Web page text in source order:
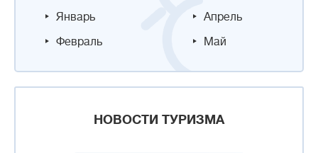
Январь
Февраль
Апрель
Май
НОВОСТИ ТУРИЗМА